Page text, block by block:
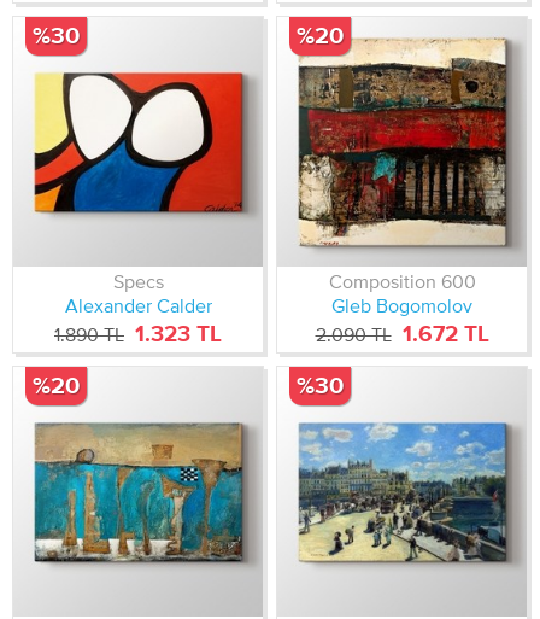
Specs
Alexander Calder
1.890 TL 1.323 TL
%30
Composition 600
Gleb Bogomolov
2.090 TL 1.672 TL
%20
%20 %30